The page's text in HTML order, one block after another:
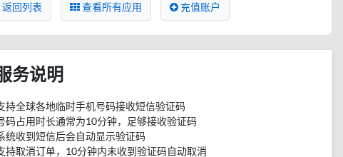
返回列表 查看所有应用 充值账户
务说明
持全球各地临时手机号码接收短信验证码
码占用时长通常为10分钟，足够接收验证码
统收到短信后会自动显示验证码
持取消订单，10分钟内未收到验证码自动取消